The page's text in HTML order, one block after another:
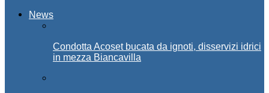
News
Condotta Acoset bucata da ignoti, disservizi idrici
in mezza Biancavilla